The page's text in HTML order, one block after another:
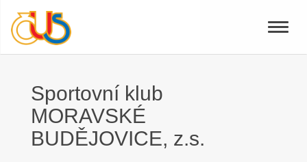
Toggle
Sportovní klub
MORAVSKÉ
BUDĚJOVICE, z.s.